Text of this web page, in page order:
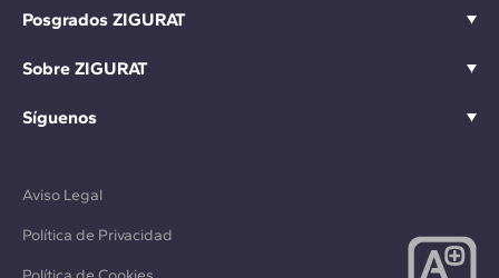
Posgrados ZIGURAT
Sobre ZIGURAT
Síguenos
Aviso Legal
Política de Privacidad